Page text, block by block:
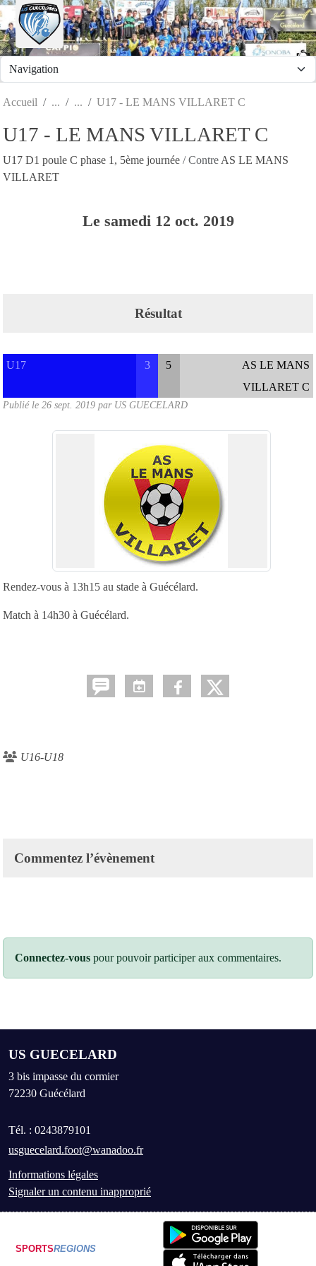
Accueil U17 - LE MANS VILLARET C
U17 - LE MANS VILLARET C
U17 D1 poule C phase 1, 5ème journée / Contre AS LE MANS
VILLARET
Le samedi 12 oct. 2019
Résultat
U17 3 5
AS LE MANS
VILLARET C
Publié le 26 sept. 2019 par US GUECELARD
Rendez-vous à 13h15 au stade à Guécélard.
Match à 14h30 à Guécélard.
U16-U18
Commentez l’évènement
Connectez-vous pour pouvoir participer aux commentaires.
US GUECELARD
3 bis impasse du cormier
72230 Guécélard
Tél. : 0243879101
usguecelard.foot@wanadoo.fr
Informations légales
Signaler un contenu inapproprié
SPORTSREGIONS
Panneau de gestion des cookies